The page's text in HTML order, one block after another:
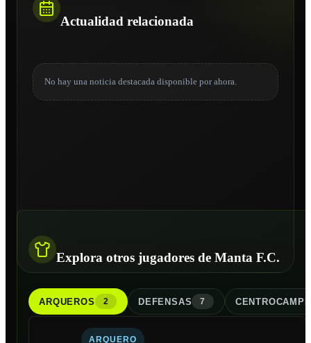
Actualidad relacionada
No hay una noticia destacada disponible por ahora.
Explora otros jugadores de Manta F.C.
ARQUEROS 2 DEFENSAS 7
ARQUERO